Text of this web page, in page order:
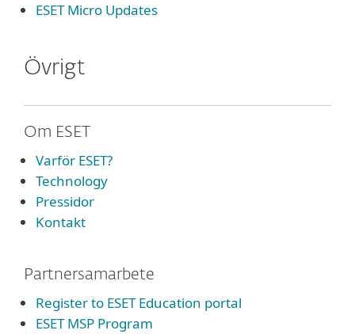
ESET Micro Updates
Övrigt
Om ESET
Varför ESET?
Technology
Pressidor
Kontakt
Partnersamarbete
Register to ESET Education portal
ESET MSP Program